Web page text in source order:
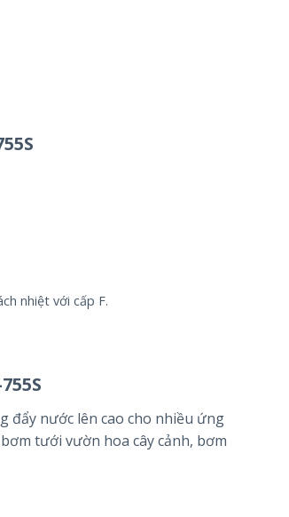
nhiệt với cấp F.
đẩy nước lên cao cho nhiều ứng
tưới vườn hoa cây cảnh, bơm